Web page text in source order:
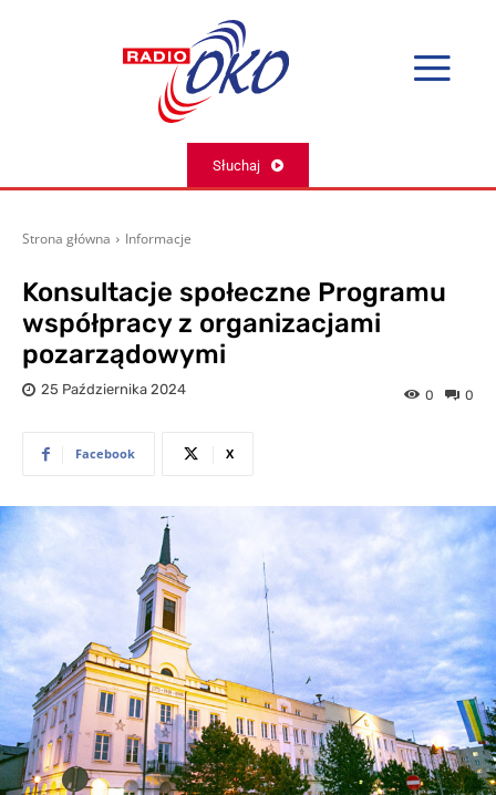
Słuchaj
Strona główna Informacje
Konsultacje społeczne Programu
współpracy z organizacjami
pozarządowymi
25 Października 2024 0
0
Facebook X